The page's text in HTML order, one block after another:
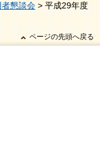
者懇談会 > 平成29年度
ページの先頭へ戻る